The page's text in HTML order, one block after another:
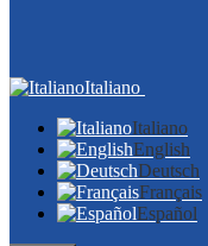
Italiano
Italiano
English
Deutsch
Français
Español